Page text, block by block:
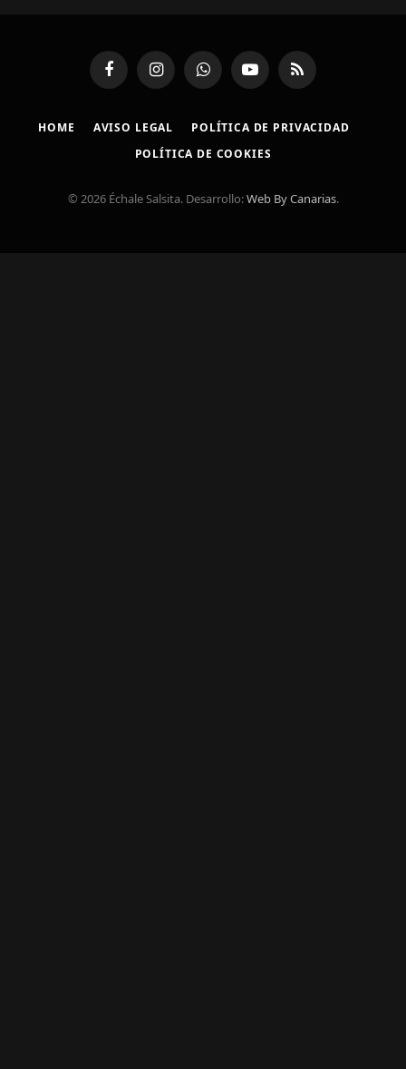
FacebookInstagramWhatsAppYouTubeRSS
HOME AVISO LEGAL
POLÍTICA DE PRIVACIDAD
POLÍTICA DE COOKIES
© 2026 Échale Salsita. Desarrollo:Web By Canarias.